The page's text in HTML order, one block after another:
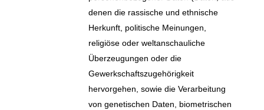
denen die rassische und ethnische
Herkunft, politische Meinungen,
religiöse oder weltanschauliche
Überzeugungen oder die
Gewerkschaftszugehörigkeit
hervorgehen, sowie die Verarbeitung
von genetischen Daten, biometrischen